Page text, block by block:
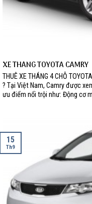
XE THÁNG TOYOTA CAMRY
THUÊ XE THÁNG 4 CHỖ
? Tại Việt Nam, Camry được
ưu điểm nổi trội như: Động cơ
15
Th9